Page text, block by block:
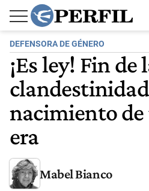
DEFENSORA DE GÉNERO
¡Es ley! Fin de
nacimiento
era
Mabel Bianco